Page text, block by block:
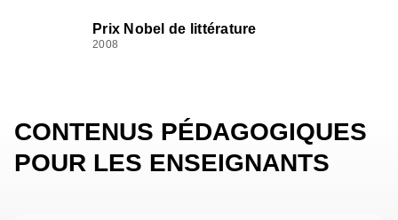
Prix Nobel de littérature
2008
CONTENUS PÉDAGOGIQUES
POUR LES ENSEIGNANTS